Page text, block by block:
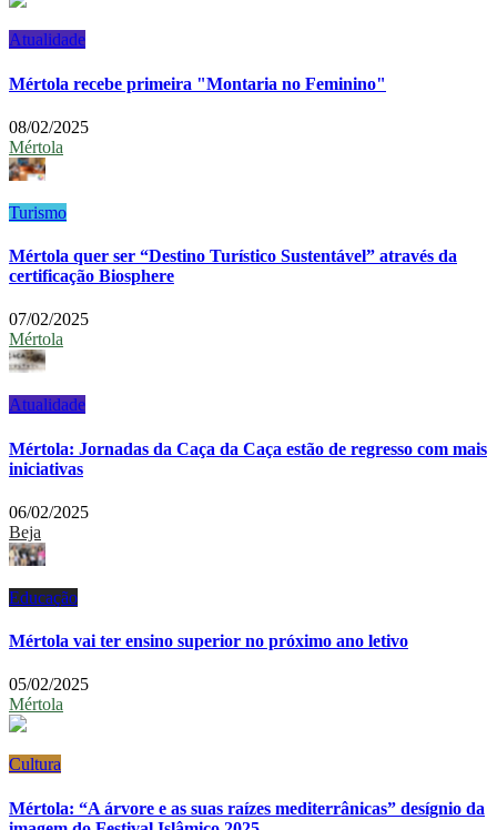
Atualidade
Mértola recebe primeira "Montaria no Feminino"
08/02/2025
Mértola
Turismo
Mértola quer ser “Destino Turístico Sustentável” através da
certificação Biosphere
07/02/2025
Mértola
Atualidade
Mértola: Jornadas da Caça da Caça estão de regresso com mais
iniciativas
06/02/2025
Beja
Educação
Mértola vai ter ensino superior no próximo ano letivo
05/02/2025
Mértola
Cultura
Mértola: “A árvore e as suas raízes mediterrânicas” desígnio da